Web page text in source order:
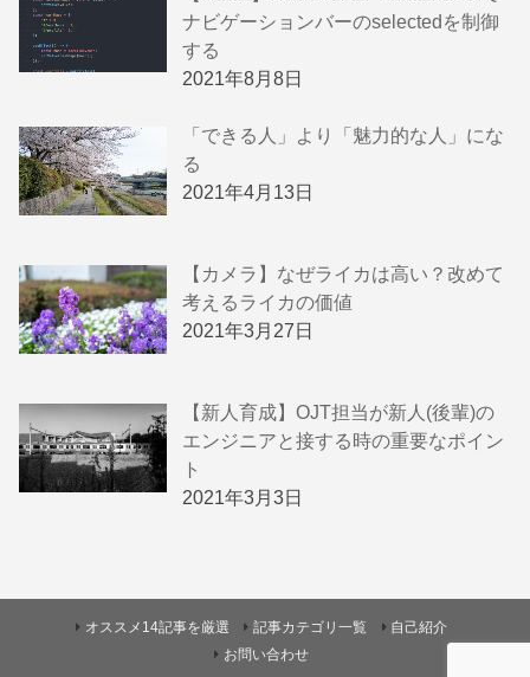
ナビゲーションバーのselectedを制御
する
2021年8月8日
「できる人」より「魅力的な人」にな
る
2021年4月13日
【カメラ】なぜライカは高い？改めて
考えるライカの価値
2021年3月27日
【新人育成】OJT担当が新人(後輩)の
エンジニアと接する時の重要なポイン
ト
2021年3月3日
オススメ14記事を厳選 記事カテゴリ一覧
自己紹介
お問い合わせ